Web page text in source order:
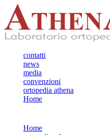
contatti
news
media
convenzioni
ortopedia athena
Home
Home